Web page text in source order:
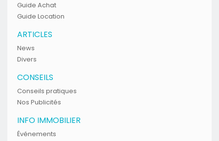
Guide Achat
Guide Location
ARTICLES
News
Divers
CONSEILS
Conseils pratiques
Nos Publicités
INFO IMMOBILIER
Événements